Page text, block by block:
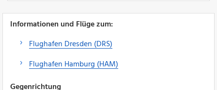
Informationen und Flüge zum:
Flughafen Dresden (DRS)
Flughafen Hamburg (HAM)
Gegenrichtung